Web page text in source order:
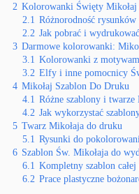
2 Kolorowanki Święty Mikołaj
2.1 Różnorodność
2.2 Jak pobrać i
3 Darmowe kolorowanki:
3.1 Kolorowanki z
3.2 Elfy i inne pomocnicy
4 Mikołaj Szablon Do Druku
4.1 Różne szablony i twarze
4.2 Jak wykorzystać
5 Twarz Mikołaja do druku
5.1 Rysunki do
6 Szablon Św. Mikołaja do
6.1 Kompletny szablon
6.2 Prace plastyczne